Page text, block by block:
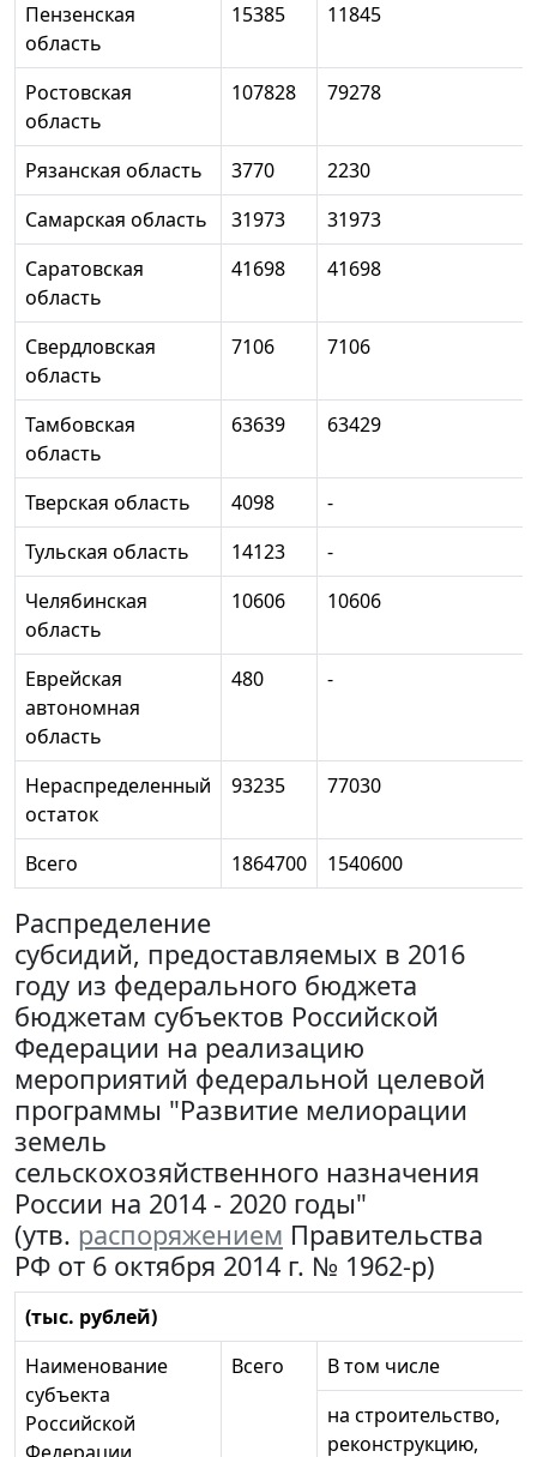
Пензенская
область
15385 11845
Ростовская
область
107828 79278
Рязанская область 3770
2230
Самарская область
31973
31973
Саратовская
область
41698 41698
Свердловская
область
7106 7106
Тамбовская
область
63639 63429
Тверская область 4098
-
Тульская область
14123
-
Челябинская
область
10606 10606
Еврейская
автономная
область
480 -
Нераспределенный
остаток
93235 77030
Всего 1864700 1540600
Распределение
субсидий, предоставляемых в 2016
году из федерального бюджета
бюджетам субъектов Российской
Федерации на реализацию
мероприятий федеральной целевой
программы "Развитие мелиорации
земель
сельскохозяйственного назначения
России на 2014 - 2020 годы"
(утв. распоряжением Правительства
РФ от 6 октября 2014 г. № 1962-р)
(тыс. рублей)
Наименование
субъекта
Российской
Всего
В том числе
на строительство,
реконструкцию,